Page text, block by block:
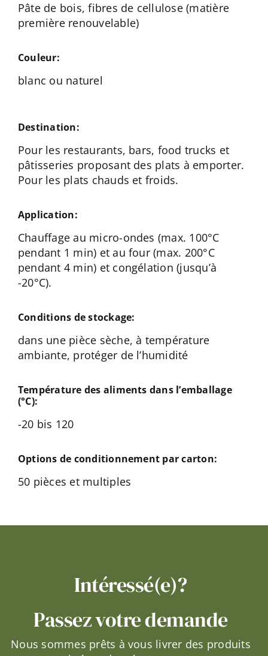
Pâte de bois, fibres de cellulose (matière
première renouvelable)
Couleur:
blanc ou naturel
Destination:
Pour les restaurants, bars, food trucks et
pâtisseries proposant des plats à emporter.
Pour les plats chauds et froids.
Application:
Chauffage au micro-ondes (max. 100°C
pendant 1 min) et au four (max. 200°C
pendant 4 min) et congélation (jusqu’à
-20°C).
Conditions de stockage:
dans une pièce sèche, à température
ambiante, protéger de l’humidité
Température des aliments dans l’emballage
(°C):
-20 bis 120
Options de conditionnement par carton:
50 pièces et multiples
Intéressé(e)?
Passez votre demande
Nous sommes prêts à vous livrer des produits